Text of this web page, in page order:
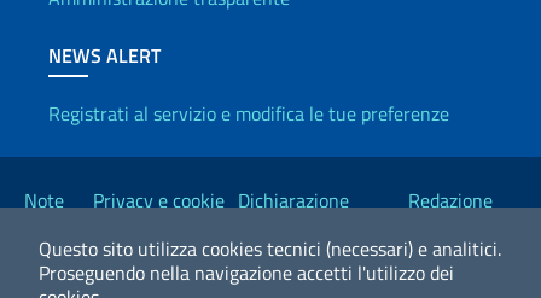
Questo sito utilizza cookies tecnici (necessari) e analitici.
Proseguendo nella navigazione accetti l'utilizzo dei
NEWS ALERT
Registrati al servizio e modifica le tue preferenze
Link Utili
Note
Privacy e cookie Dichiarazione
Redazione